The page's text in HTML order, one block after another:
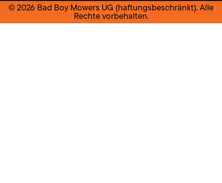
© 2026 Bad Boy Mowers UG (haftungsbeschränkt). Alle
Rechte vorbehalten.